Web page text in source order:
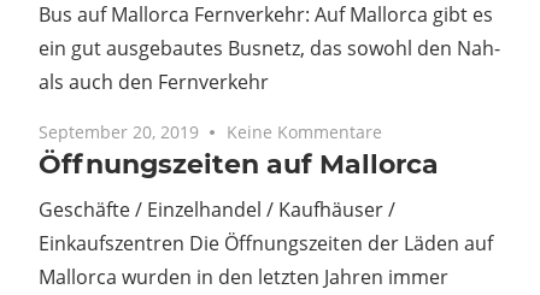
Bus auf Mallorca Fernverkehr: Auf Mallorca gibt es
ein gut ausgebautes Busnetz, das sowohl den Nah-
als auch den Fernverkehr
September 20, 2019 Keine Kommentare
Öffnungszeiten auf Mallorca
Geschäfte / Einzelhandel / Kaufhäuser /
Einkaufszentren Die Öffnungszeiten der Läden auf
Mallorca wurden in den letzten Jahren immer